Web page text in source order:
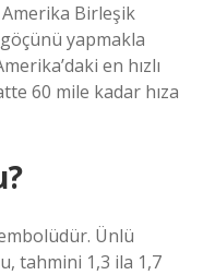
Birleşik
yapmakla
en hızlı
60 mile kadar hıza
Ünlü
tahmini 1,3 ila 1,7